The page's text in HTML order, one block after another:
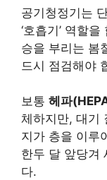
공기청정기는
‘호흡기’ 역할
승을 부리는 봄
드시 점검해야
보통 헤파
체하지만, 대기
지가 층을 이루
한두 달 앞당겨
다.